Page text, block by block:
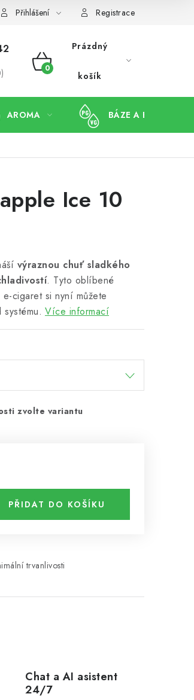
Přihlášení Registrace
NÁKUPNÍ
Prázdný
košík
AROMA BÁZE A BOOSTERY
Ice 10
výraznou chuť sladkého
. Tyto oblíbené
cigaret si nyní můžete
Více informací
zvolte variantu
PŘIDAT DO KOŠÍKU
trvanlivosti
Chat a AI asistent
24/7